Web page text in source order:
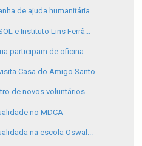
de ajuda humanitária ...
e Instituto Lins Ferrã...
participam de oficina ...
Casa do Amigo Santo
de novos voluntários ...
no MDCA
na escola Oswal...